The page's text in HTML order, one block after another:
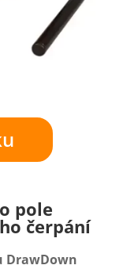
pole
čerpání
DrawDown